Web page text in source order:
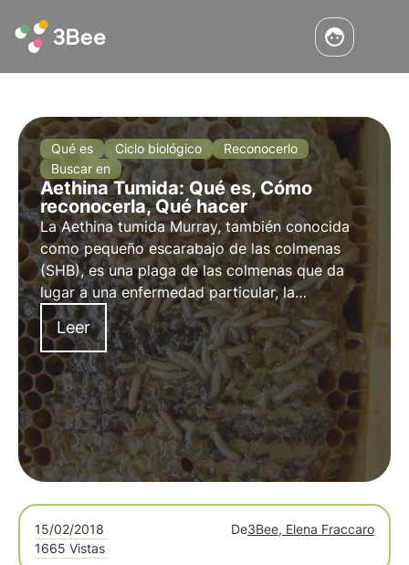
Qué es Ciclo biológico
Reconocerlo
Buscar en
Aethina Tumida: Qué es, Cómo
reconocerla, Qué hacer
La Aethina tumida Murray, también conocida
como pequeño escarabajo de las colmenas
(SHB), es una plaga de las colmenas que da
lugar a una enfermedad particular, la
aethiniosis, de la que hay que informar. Este
parásito es originario de Sudáfrica y en
algunas zonas de cont
Leer
15/02/2018 De3Bee, Elena Fraccaro
1665 Vistas